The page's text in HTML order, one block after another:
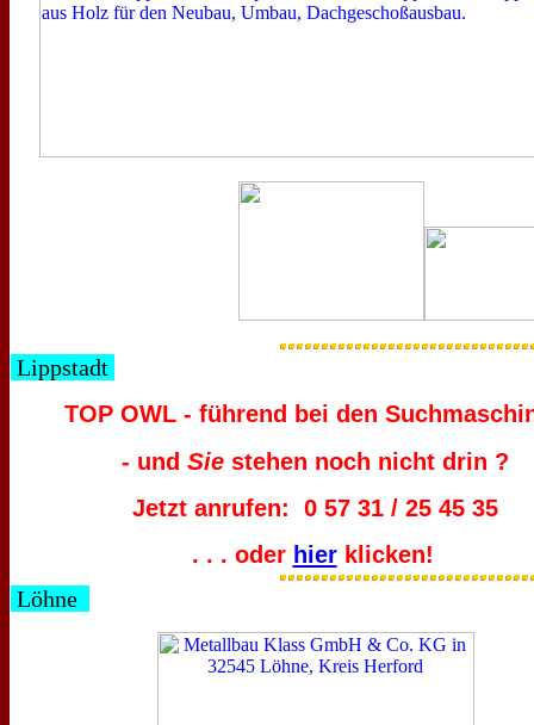
Lippstadt
TOP OWL - führend bei den
- und Sie stehen noch nicht drin ?
Jetzt anrufen: 0 57 31 / 25 45 35
. . . oder hierklicken!
Löhne